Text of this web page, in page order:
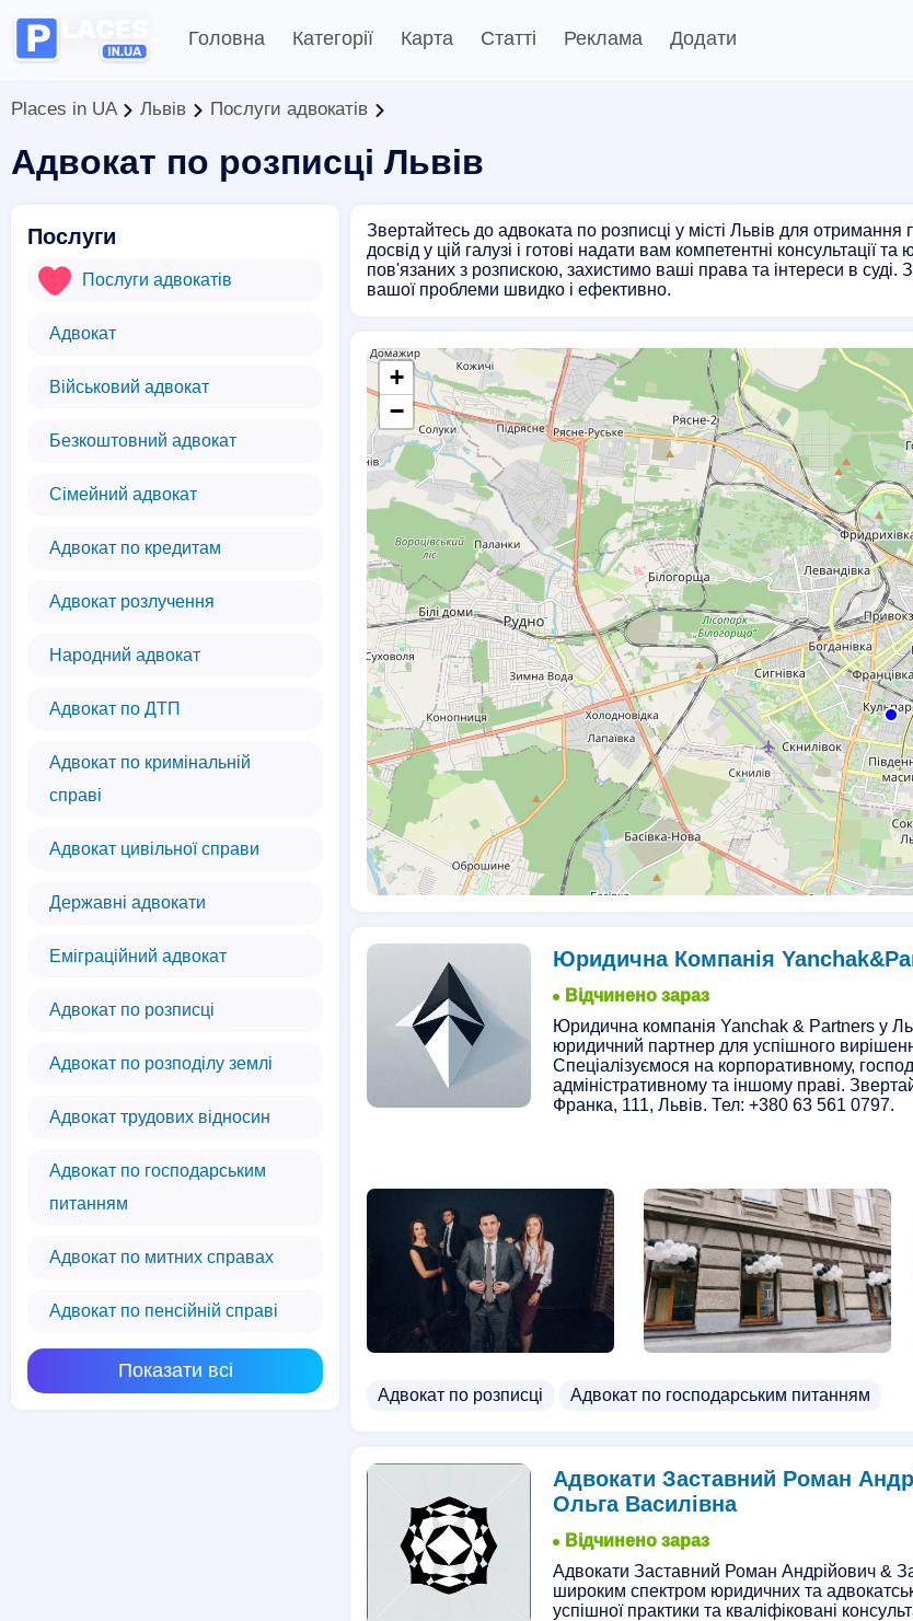
Головна Категорії Карта Статті Реклама Додати
Places in UA Львів Послуги адвокатів
Адвокат по розписці Львів
Послуги
Послуги адвокатів
Адвокат
Військовий адвокат
Безкоштовний адвокат
Сімейний адвокат
Адвокат по кредитам
Адвокат розлучення
Народний адвокат
Адвокат по ДТП
Адвокат по кримінальній
справі
Адвокат цивільної справи
Державні адвокати
Еміграційний адвокат
Адвокат по розписці
Адвокат по розподілу землі
Адвокат трудових відносин
Адвокат по господарським
питанням
Адвокат по митних справах
Адвокат по пенсійній справі
Показати всі
Звертайтесь до адвоката по розписці у місті Львів для
досвід у цій галузі і готові надати вам компетентні
пов'язаних з розпискою, захистимо ваші права та інтереси в
вашої проблеми швидко і ефективно.
+
−
Юридична Компанія
Відчинено зараз
Юридична компанія Yanchak & Partners у
юридичний партнер для успішного
Спеціалізуємося на корпоративному,
адміністративному та іншому праві.
Франка, 111, Львів. Тел: +380 63 561 0797.
Адвокат по розписці Адвокат по господарським питанням
Адвокати Заставний Роман
Ольга Василівна
Відчинено зараз
Адвокати Заставний Роман Андрійович &
широким спектром юридичних та
успішної практики та кваліфіковані